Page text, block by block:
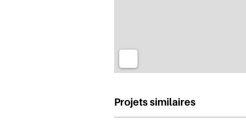
Projets similaires